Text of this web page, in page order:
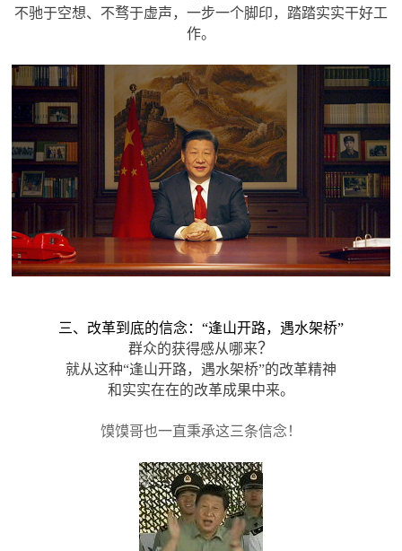
不驰于空想、不骛于虚声，一步一个脚印，踏踏实实干好工
作。
三、 改革到底的信念：“逢山开路，遇水架桥”
群众的获得感从哪来？
就从这种“逢山开路，遇水架桥”的改革精神
和实实在在的改革成果中来。
馍馍哥也一直秉承这三条信念！